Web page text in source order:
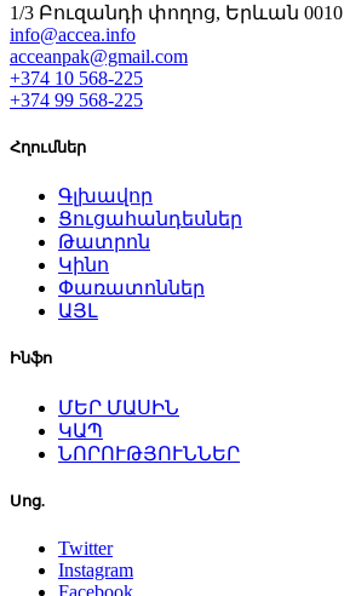
1/3 Բուզանդի փողոց, Երևան 0010
info@accea.info
acceanpak@gmail.com
+374 10 568-225
+374 99 568-225
Հղումներ
Գլխավոր
Ցուցահանդեսներ
Թատրոն
Կինո
Փառատոններ
ԱՅԼ
Ինֆո
ՄԵՐ ՄԱՍԻՆ
ԿԱՊ
ՆՈՐՈՒԹՅՈՒՆՆԵՐ
Սոց.
Twitter
Instagram
Facebook